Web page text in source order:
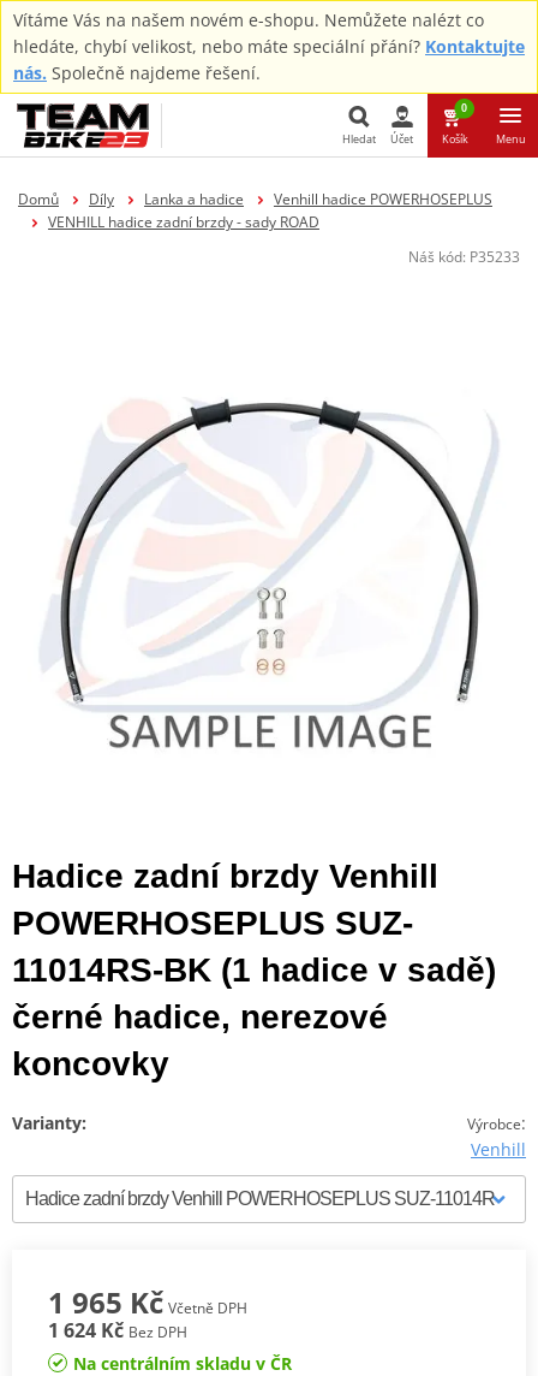
Vítáme Vás na našem novém e-shopu. Nemůžete nalézt co
hledáte, chybí velikost, nebo máte speciální přání? Kontaktujte
nás. Společně najdeme řešení.
Hledat
Hledat Účet
0
Košík Menu
Domů Díly Lanka a hadice
Venhill hadice POWERHOSEPLUS
VENHILL hadice zadní brzdy - sady ROAD
Náš kód: P35233
Hadice zadní brzdy Venhill
POWERHOSEPLUS SUZ-
11014RS-BK (1 hadice v sadě)
černé hadice, nerezové
koncovky
Výrobce:
Venhill
Varianty:
1 965 Kč Včetně DPH
1 624 Kč Bez DPH
Na centrálním skladu v ČR